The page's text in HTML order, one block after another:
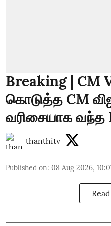
Breaking | CM
கொடுத்த CM
வரிசையாக
thanthitv
Published on: 08 Aug 2026,